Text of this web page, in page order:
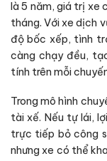
là 5 năm, giá trị xe
tháng. Với xe dịch
độ bốc xếp, tình
càng chạy đều,
tính trên mỗi
Trong mô hình
tài xế. Nếu tự lái,
trực tiếp bỏ công
nhưng xe có thể